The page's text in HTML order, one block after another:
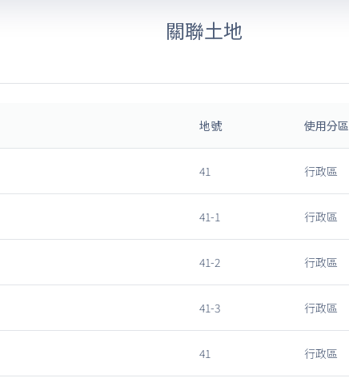
關聯土地
地號 使用分區
41 行政區
41-1 行政區
41-2 行政區
41-3 行政區
41 行政區